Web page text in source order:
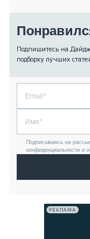
Подпишитесь на
подборку лучших
Подписываясь на
конфиденциальности и
РЕКЛАМА